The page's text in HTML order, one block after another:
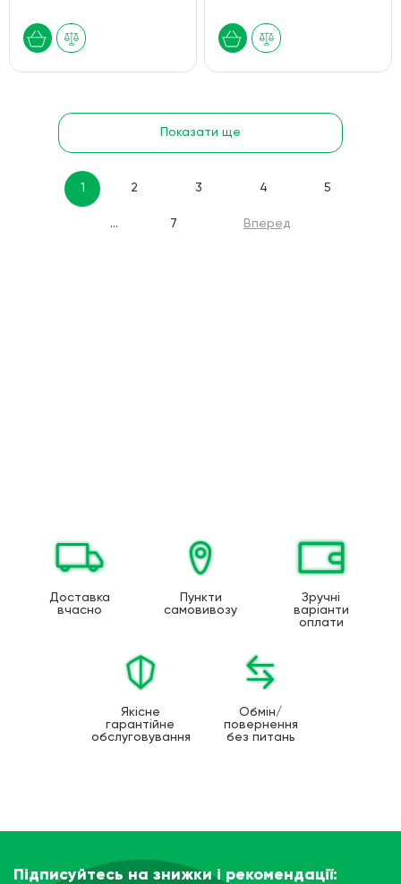
Показати ще
1 2 3 4 5
... 7 Вперед
Доставка
вчасно
Пункти
самовивозу
Зручні
варіанти
оплати
Якісне
гарантійне
обслуговування
Обмін/
повернення
без питань
Підписуйтесь на знижки і рекомендації: